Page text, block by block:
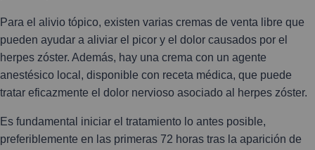
Para el alivio tópico, existen varias cremas de venta libre que
pueden ayudar a aliviar el picor y el dolor causados por el
herpes zóster. Además, hay una crema con un agente
anestésico local, disponible con receta médica, que puede
tratar eficazmente el dolor nervioso asociado al herpes zóster.
Es fundamental iniciar el tratamiento lo antes posible,
preferiblemente en las primeras 72 horas tras la aparición de